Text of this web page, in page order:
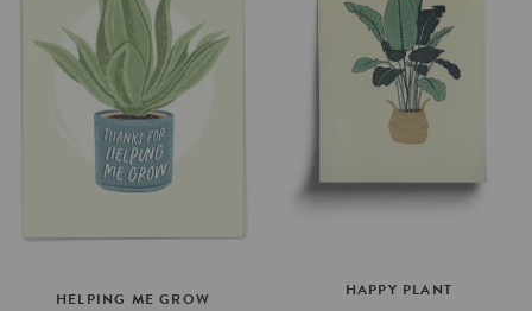
HELPING ME GROW HAPPY PLANT